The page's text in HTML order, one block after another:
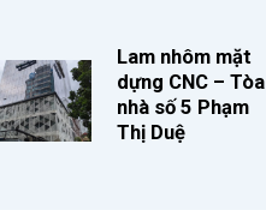
Lam nhôm mặt
dựng CNC – Tòa
nhà số 5 Phạm
Thị Duệ